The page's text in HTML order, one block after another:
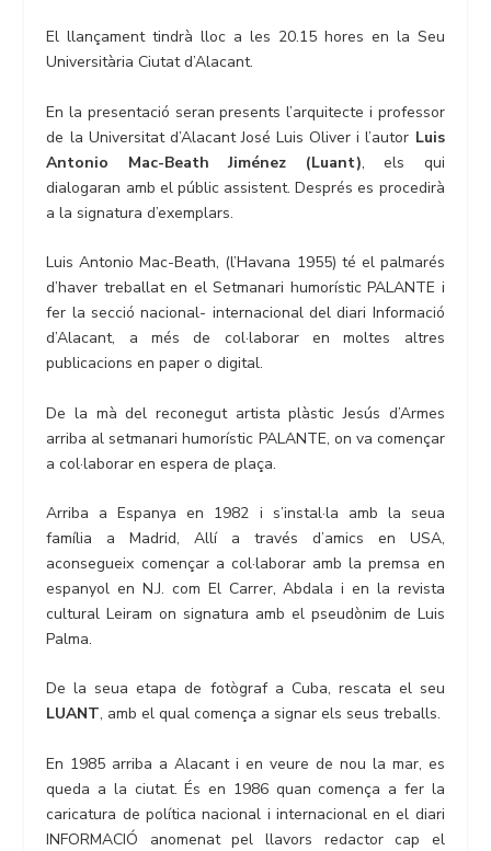
El llançament tindrà lloc a les 20.15 hores en la Seu
Universitària Ciutat d’Alacant.
En la presentació seran presents l’arquitecte i professor
de la Universitat d’Alacant José Luis Oliver i l’autor Luis
Antonio Mac-Beath Jiménez (Luant), els qui
dialogaran amb el públic assistent. Després es procedirà
a la signatura d’exemplars.
Luis Antonio Mac-Beath, (l’Havana 1955) té el palmarés
d’haver treballat en el Setmanari humorístic PALANTE i
fer la secció nacional- internacional del diari Informació
d’Alacant, a més de col·laborar en moltes altres
publicacions en paper o digital.
De la mà del reconegut artista plàstic Jesús d’Armes
arriba al setmanari humorístic PALANTE, on va començar
a col·laborar en espera de plaça.
Arriba a Espanya en 1982 i s’instal·la amb la seua
família a Madrid, Allí a través d’amics en USA,
aconsegueix començar a col·laborar amb la premsa en
espanyol en N.J. com El Carrer, Abdala i en la revista
cultural Leiram on signatura amb el pseudònim de Luis
Palma.
De la seua etapa de fotògraf a Cuba, rescata el seu
LUANT, amb el qual comença a signar els seus treballs.
En 1985 arriba a Alacant i en veure de nou la mar, es
queda a la ciutat. És en 1986 quan comença a fer la
caricatura de política nacional i internacional en el diari
INFORMACIÓ anomenat pel llavors redactor cap el